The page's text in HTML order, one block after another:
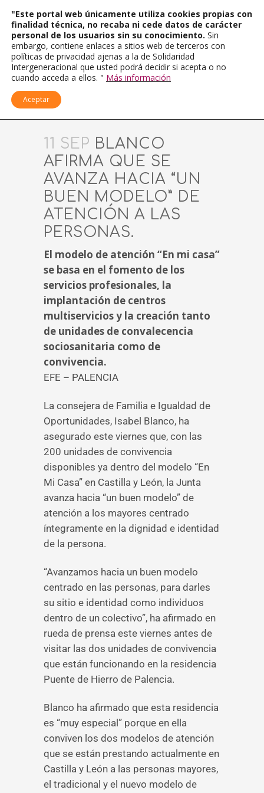
11 SEP BLANCO
AFIRMA QUE SE
AVANZA HACIA “UN
BUEN MODELO” DE
ATENCIÓN A LAS
PERSONAS.
El modelo de atención “En mi casa”
se basa en el fomento de los
servicios profesionales, la
implantación de centros
multiservicios y la creación tanto
de unidades de convalecencia
sociosanitaria como de
convivencia.
EFE – PALENCIA
La consejera de Familia e Igualdad de
Oportunidades, Isabel Blanco, ha
asegurado este viernes que, con las
200 unidades de convivencia
disponibles ya dentro del modelo “En
Mi Casa” en Castilla y León, la Junta
avanza hacia “un buen modelo” de
atención a los mayores centrado
íntegramente en la dignidad e identidad
de la persona.
“Avanzamos hacia un buen modelo
centrado en las personas, para darles
su sitio e identidad como individuos
dentro de un colectivo”, ha afirmado en
rueda de prensa este viernes antes de
visitar las dos unidades de convivencia
que están funcionando en la residencia
Puente de Hierro de Palencia.
Blanco ha afirmado que esta residencia
es “muy especial” porque en ella
conviven los dos modelos de atención
que se están prestando actualmente en
Castilla y León a las personas mayores,
el tradicional y el nuevo modelo de
"Este portal web únicamente utiliza cookies propias con
finalidad técnica, no recaba ni cede datos de carácter
personal de los usuarios sin su conocimiento. Sin
embargo, contiene enlaces a sitios web de terceros con
políticas de privacidad ajenas a la de Solidaridad
Intergeneracional que usted podrá decidir si acepta o no
cuando acceda a ellos. " Más información
Aceptar